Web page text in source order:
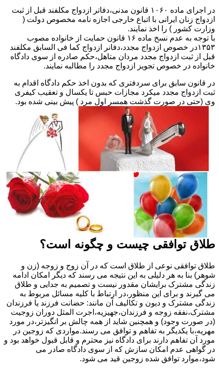
در اجرای ماده ۱۰۶۰ قانون مدنی،دفاتر ازدواج مکلفند قبل از ثبت
ازدواج زنان ایرانی با اتباع خارجی اجازه نامه مخصوص دولت (
وزارت کشور ) را اخذ نمایند.
با توجه به عدم نسخ ماده ۱۶ قانون حمایت از خانواده مصوب
۱۳۵۳در خصوص ازدواج مجدد،دفانر ازدواج کما فی السابق مکلفند
قبل از ثبت ازدواج مجدد مردان متاهل،حکم صادره از سوی دادگاه
خانواده در خصوص تجویز ازدواج مجدد را مطالبه نمایند.
در قانون سابق برای سردفتری که بدون اخذ حکم دادگاه اقدام به
ثبت ازدواج مجدد میکرد مجازات حبس تا یکسال و تعقیب کیفری
وی (حتی در صورت گذشت همسر اول مرد ) پیش بینی شده بود.
طلاق توافقی چیست و چگونه است؟
طلاق توافقی نوعی از طلاق است که در آن زوج و زوجه (زن و
شوهر) بنا به هر دلیلی به این نتیجه می رسند که دیگر امکان ادامه
زندگی مشترک برایشان مقدور نیست و تصمیم به جدایی و طلاق
می گیرند و برای این منظور،در ارتباط با کلیه مسائل مربوط به
زندگی مشترک و دیون و تکالیف آن مانند: حضانت فرزند یا فرزندان
مشترک،نفقه زوجه و فرزندان،جهیزیه،اجرت المثل دوران زوجیت
(در صورت وجود) و همچنین شاید از همه چالش بر انگیزتر،در مورد
مهریه،با یکدیگر به تفاهم و توافق می رسند.مواردی که زوجین در
مورد آن تفاهم دارند برای دادگاه نیز محترم و قابل قبول خواهد بود و
در گواهی عدم امکان سازش که از سوی دادگاه صادر می
شود،موارد توافق شده زوجین قید می شود.